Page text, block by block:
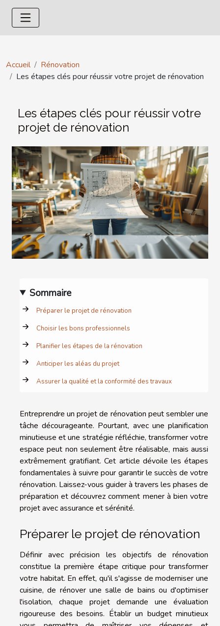
Accueil
Rénovation
Les étapes clés pour réussir votre projet de rénovation
Les étapes clés pour réussir votre
projet de rénovation
Sommaire
Préparer le projet de rénovation
Choisir les bons professionnels
Planifier les étapes de la rénovation
Anticiper les aléas du projet
Assurer la qualité et la conformité des travaux
Entreprendre un projet de rénovation peut sembler une
tâche décourageante. Pourtant, avec une planification
minutieuse et une stratégie réfléchie, transformer votre
espace peut non seulement être réalisable, mais aussi
extrêmement gratifiant. Cet article dévoile les étapes
fondamentales à suivre pour garantir le succès de votre
rénovation. Laissez-vous guider à travers les phases de
préparation et découvrez comment mener à bien votre
projet avec assurance et sérénité.
Préparer le projet de rénovation
Définir avec précision les objectifs de rénovation
constitue la première étape critique pour transformer
votre habitat. En effet, qu'il s'agisse de moderniser une
cuisine, de rénover une salle de bains ou d'optimiser
l'isolation, chaque projet demande une évaluation
rigoureuse des besoins. Établir un budget minutieux